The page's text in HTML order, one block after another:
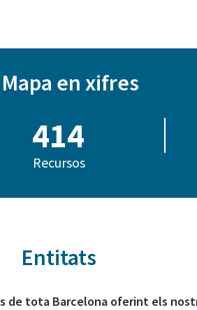
en xifres
414
Recursos
Entitats
de tota Barcelona oferint els